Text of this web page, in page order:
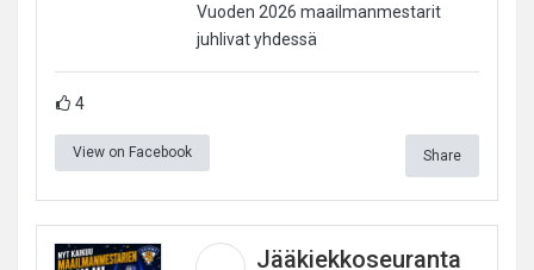
Vuoden 2026 maailmanmestarit
juhlivat yhdessä
4
View on Facebook Share
Jääkiekkoseuranta